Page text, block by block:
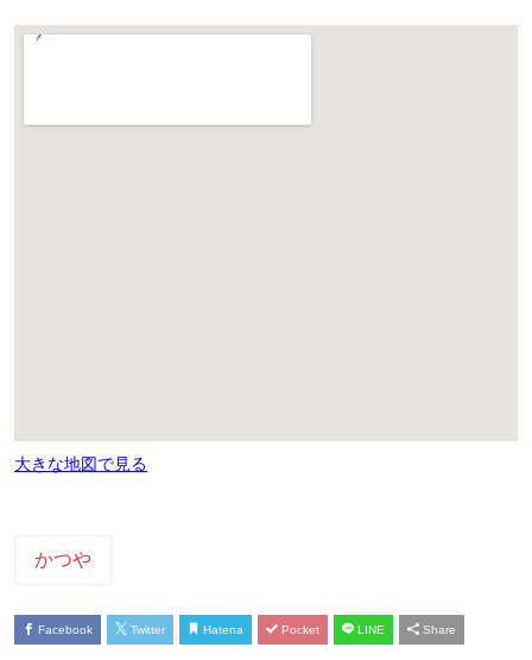
大きな地図で見る
かつや
Facebook Twitter Hatena Pocket LINE Share